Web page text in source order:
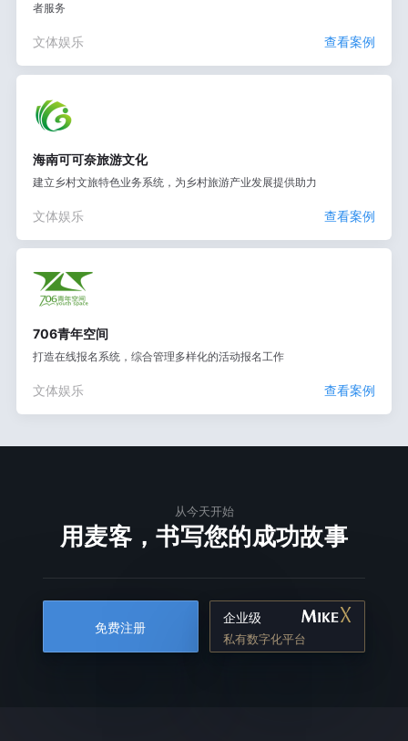
者服务
文体娱乐 查看案例
海南可可奈旅游文化
建立乡村文旅特色业务系统，为乡村旅游产业发展提供助力
文体娱乐 查看案例
706青年空间
打造在线报名系统，综合管理多样化的活动报名工作
文体娱乐 查看案例
从今天开始
用麦客，书写您的成功故事
免费注册
企业级
私有数字化平台